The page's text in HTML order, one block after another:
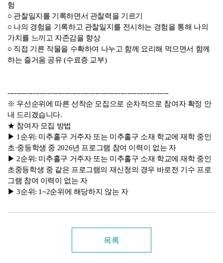
험
○ 관찰일지를 기록하면서 관찰력을 기르기
○ 나의 경험을 기록하고 관찰일지를 전시하는 경험을 통해 나의
가치를 느끼고 자존감을 향상
○ 직접 기른 작물을 수확하여 나누고 함께 요리해 먹으면서 함께
하는 즐거움 공유 (수료증 교부)
----------------------------------------------------------------------
※ 우선순위에 따른 선착순 모집으로 순차적으로 참여자 확정 안
내 드리겠습니다.
★ 참여자 모집 방법
▶ 1순위: 미추홀구 거주자 또는 미추홀구 소재 학교에 재학 중인
초·중등학생 중 2026년 프로그램 참여 이력이 없는 자
▶ 2순위: 미추홀구 거주자 또는 미추홀구 소재 학교에 재학 중인
초중등학생 중 같은 프로그램의 재신청의 경우 바로전 기수 프로
그램 참여 이력이 없는 자
▶ 3순위: 1~2순위에 해당하지 않는 자
목록